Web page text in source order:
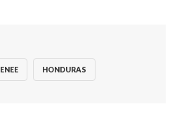
ENEE HONDURAS